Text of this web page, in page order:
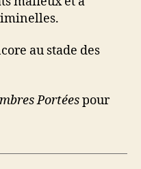
au stade des
Portéespour